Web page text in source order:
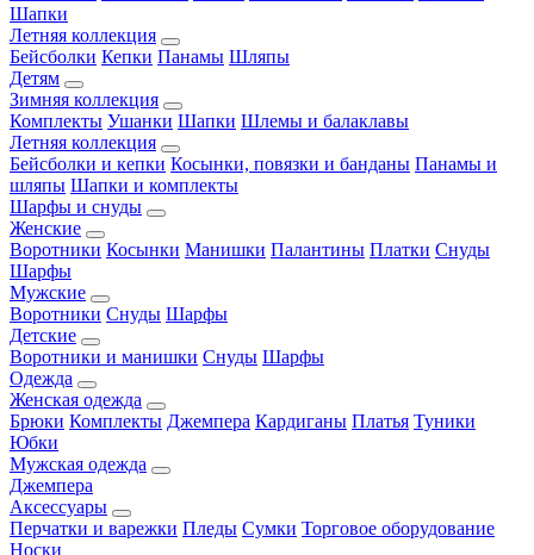
Шапки
Летняя коллекция
Бейсболки Кепки Панамы Шляпы
Детям
Зимняя коллекция
Комплекты Ушанки Шапки Шлемы и балаклавы
Летняя коллекция
Бейсболки и кепки Косынки, повязки и банданы Панамы и
шляпы Шапки и комплекты
Шарфы и снуды
Женские
Воротники Косынки Манишки Палантины Платки Снуды
Шарфы
Мужские
Воротники Снуды Шарфы
Детские
Воротники и манишки Снуды Шарфы
Одежда
Женская одежда
Брюки Комплекты Джемпера Кардиганы Платья Туники
Юбки
Мужская одежда
Джемпера
Аксессуары
Перчатки и варежки Пледы Сумки Торговое оборудование
Носки